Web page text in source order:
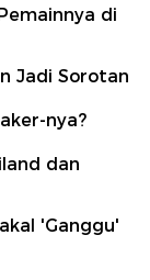
di
Jadi Sorotan
nya?
dan
'Ganggu'